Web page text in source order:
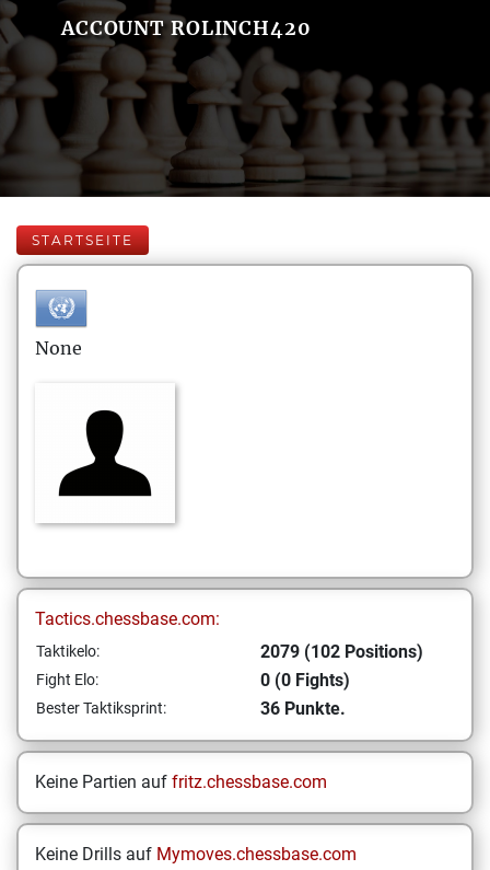
ACCOUNT ROLINCH420
STARTSEITE
None
Tactics.chessbase.com:
Taktikelo: 2079 (102 Positions)
Fight Elo: 0 (0 Fights)
Bester Taktiksprint: 36 Punkte.
Keine Partien auf fritz.chessbase.com
Keine Drills auf Mymoves.chessbase.com